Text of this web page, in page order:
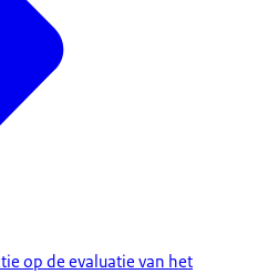
op de evaluatie van het